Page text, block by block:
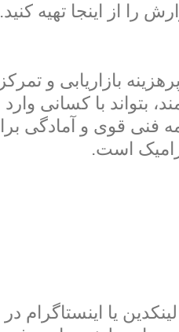
را از اینجا تهیه کنید.
بازاریابی و
با کسانی
فنی قوی و آمادگی
است.
یا اینستاگرام